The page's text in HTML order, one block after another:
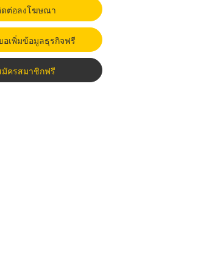
ต่อลงโฆษณา
อเพิ่มข้อมูลธุรกิจฟรี
มัครสมาชิกฟรี